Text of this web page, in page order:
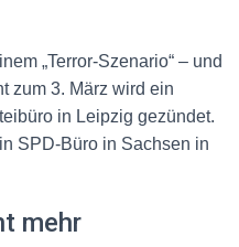
„Terror-Szenario“ – und
zum 3. März wird ein
in Leipzig gezündet.
SPD-Büro in Sachsen in
mehr